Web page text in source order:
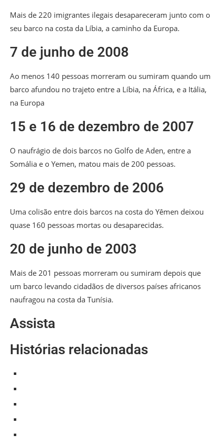
Mais de 220 imigrantes ilegais desapareceram junto com o
seu barco na costa da Líbia, a caminho da Europa.
7 de junho de 2008
Ao menos 140 pessoas morreram ou sumiram quando um
barco afundou no trajeto entre a Líbia, na África, e a Itália,
na Europa
15 e 16 de dezembro de 2007
O naufrágio de dois barcos no Golfo de Aden, entre a
Somália e o Yemen, matou mais de 200 pessoas.
29 de dezembro de 2006
Uma colisão entre dois barcos na costa do Yêmen deixou
quase 160 pessoas mortas ou desaparecidas.
20 de junho de 2003
Mais de 201 pessoas morreram ou sumiram depois que
um barco levando cidadãos de diversos países africanos
naufragou na costa da Tunísia.
Assista
Histórias relacionadas